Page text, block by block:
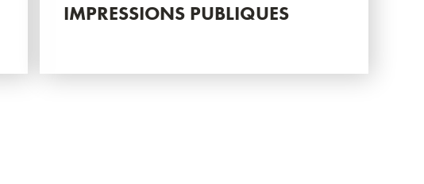
IMPRESSIONS PUBLIQUES